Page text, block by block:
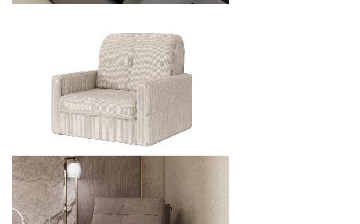
МЯГКАЯ МЕБЕЛЬ UMA МАРС - КРЕСЛО РАСКЛАДНОЕ
6283.2 р.
МЯГКАЯ МЕБЕЛЬ UMA РИЧ - КРЕСЛО РАСКЛАДНОЕ